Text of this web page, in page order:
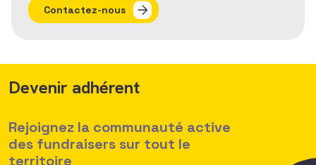
Contactez-nous
Devenir adhérent
Rejoignez la communauté active
des fundraisers sur tout le
territoire